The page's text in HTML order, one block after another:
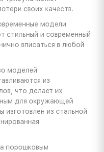
своих качеств.
модели
стильный и современный
вписаться в любой
моделей
из
что делает их
для окружающей
изготовлен из стальной
порошковым